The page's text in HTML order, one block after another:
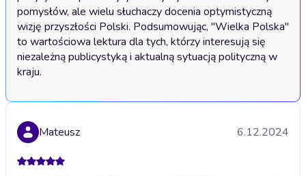
pomysłów, ale wielu słuchaczy docenia optymistyczną
wizję przyszłości Polski. Podsumowując, "Wielka Polska"
to wartościowa lektura dla tych, którzy interesują się
niezależną publicystyką i aktualną sytuacją polityczną w
kraju.
Mateusz 6.12.2024